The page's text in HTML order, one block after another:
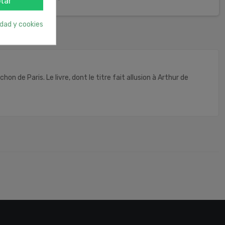
de Paris. Le livre, dont le titre fait allusion à Arthur de
y cookies